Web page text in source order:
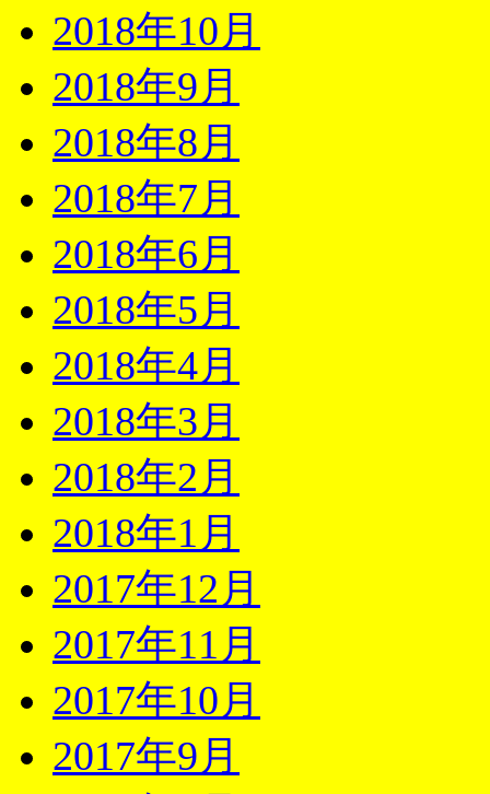
2018年10月
2018年9月
2018年8月
2018年7月
2018年6月
2018年5月
2018年4月
2018年3月
2018年2月
2018年1月
2017年12月
2017年11月
2017年10月
2017年9月